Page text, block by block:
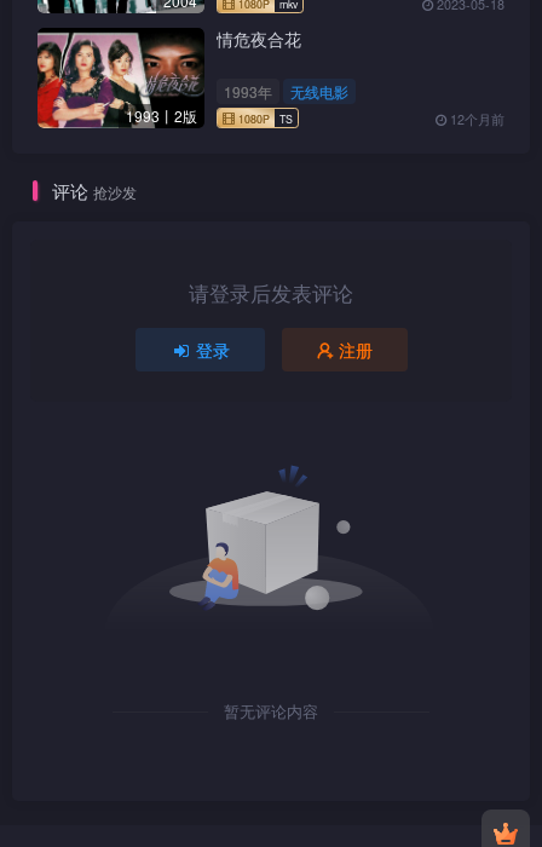
1080P
1080P
2023-05-18
1993丨2版
情危夜合花
1993年 无线电影
12个月前
评论 抢沙发
请登录后发表评论
登录 注册
暂无评论内容